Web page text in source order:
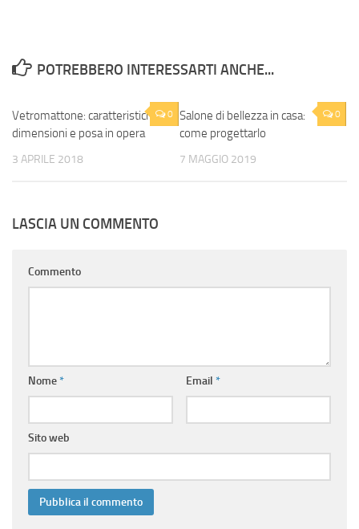
POTREBBERO INTERESSARTI ANCHE...
0
Vetromattone: caratteristiche,
dimensioni e posa in opera
3 APRILE 2018
0
Salone di bellezza in casa:
come progettarlo
7 MAGGIO 2019
LASCIA UN COMMENTO
Commento
Nome* Email *
Sito web